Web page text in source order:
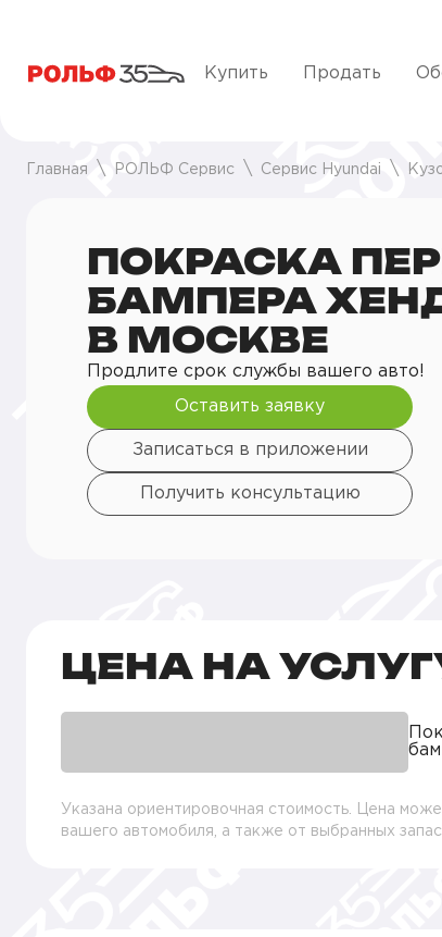
Купить Продать
Главная РОЛЬФ Сервис Сервис Hyundai
ПОКРАСКА
БАМПЕРА
В МОСКВЕ
Продлите срок службы вашего авто!
Оставить заявку
Записаться в приложении
Получить консультацию
ЦЕНА НА
Указана ориентировочная стоимость. Цена
вашего автомобиля, а также от выбранных